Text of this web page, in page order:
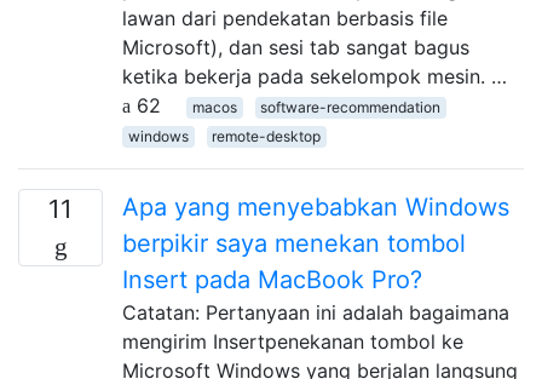
lawan dari pendekatan berbasis file
Microsoft), dan sesi tab sangat bagus
ketika bekerja pada sekelompok mesin. …
62
macos
software-recommendation
windows
remote-desktop
11
Apa yang menyebabkan Windows
berpikir saya menekan tombol
Insert pada MacBook Pro?
Catatan: Pertanyaan ini adalah bagaimana
mengirim Insertpenekanan tombol ke
Microsoft Windows yang berjalan langsung